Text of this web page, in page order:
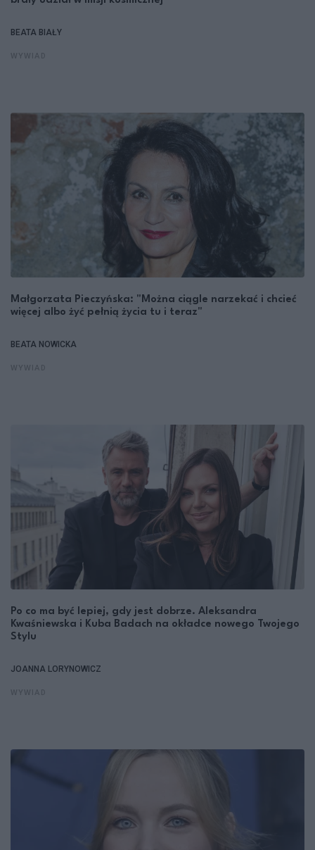
BEATA BIAŁY
Małgorzata Pieczyńska: "Można ciągle narzekać i chcieć
więcej albo żyć pełnią życia tu i teraz"
BEATA NOWICKA
Po co ma być lepiej, gdy jest dobrze. Aleksandra
Kwaśniewska i Kuba Badach na okładce nowego Twojego
Stylu
JOANNA LORYNOWICZ